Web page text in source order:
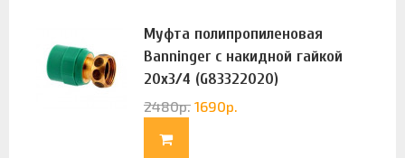
Муфта полипропиленовая
Banninger с накидной гайкой
20х3/4 (G83322020)
2480р. 1690р.